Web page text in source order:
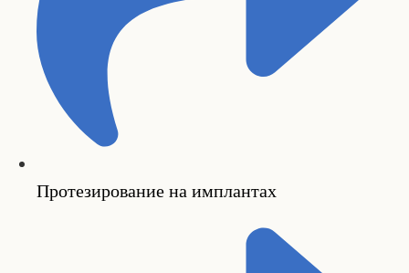
Протезирование на имплантах